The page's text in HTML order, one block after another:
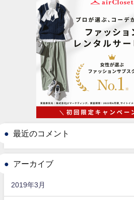
最近のコメント
アーカイブ
2019年3月